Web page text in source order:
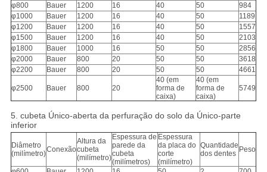
φ800
Bauer 1200 16 40 50
984
φ1000
Bauer 1200 16 40 50
1189
φ1200
Bauer 1200 16 40 50
1557
φ1500
Bauer 1200 16 40 50
2103
φ1800
Bauer 1000 16 50 50
2856
φ2000
Bauer 800 20 50 50
3618
φ2200
Bauer 800 20 50 50 4661
φ2500 Bauer 800 20
40 (em
forma de
caixa)
40 (em
forma de
caixa)
5749
5. cubeta Único-aberta da perfuração do solo da Único-parte
inferior
Diâmetro
(milímetro)Conexão
Altura da
cubeta
(milímetro)
Espessura de
parede da
cubeta
(milímetros)
Espessura
da placa do
corte
(milímetro)
Quantidade
dos dentes Peso